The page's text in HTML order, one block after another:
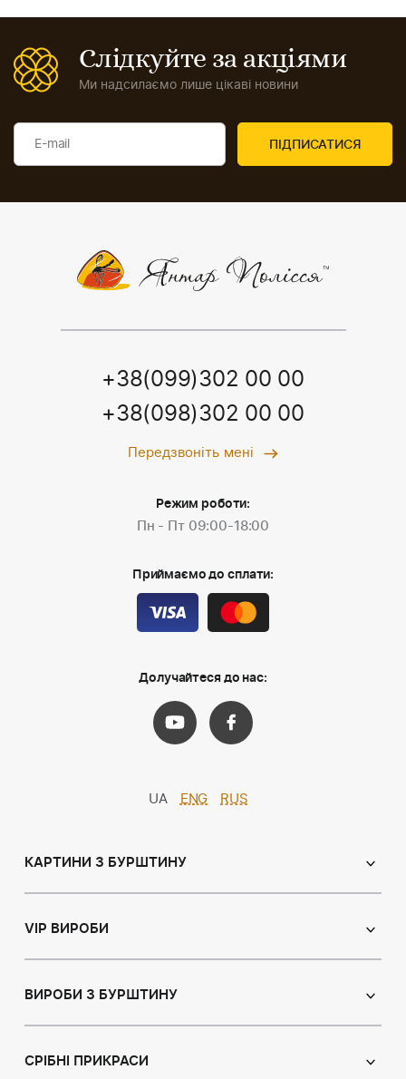
Слідкуйте за акціями
Ми надсилаємо лише цікаві новини
+38(099)302 00 00
+38(098)302 00 00
Передзвоніть мені
Режим роботи:
Пн - Пт 09:00-18:00
Приймаємо до сплати:
Долучайтеся до нас:
UA ENG RUS
КАРТИНИ З БУРШТИНУ
Іменні ікони
Натюрморт
VIP ВИРОБИ
Ікони з пластин
ВИРОБИ З БУРШТИНУ
Браслети
СРІБНІ ПРИКРАСИ